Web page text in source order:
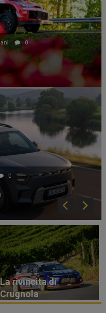
0
0
La rivincita di
Crugnola